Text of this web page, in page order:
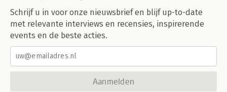
Schrijf u in voor onze nieuwsbrief en blijf up-to-date
met relevante interviews en recensies, inspirerende
events en de beste acties.
Aanmelden